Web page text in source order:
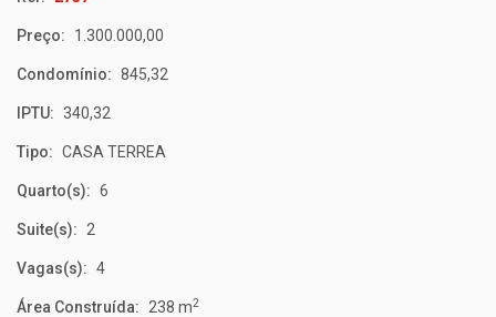
Preço: 1.300.000,00
Condomínio: 845,32
IPTU: 340,32
Tipo: CASA TERREA
Quarto(s): 6
Suite(s): 2
Vagas(s): 4
Área Construída: 238 m2